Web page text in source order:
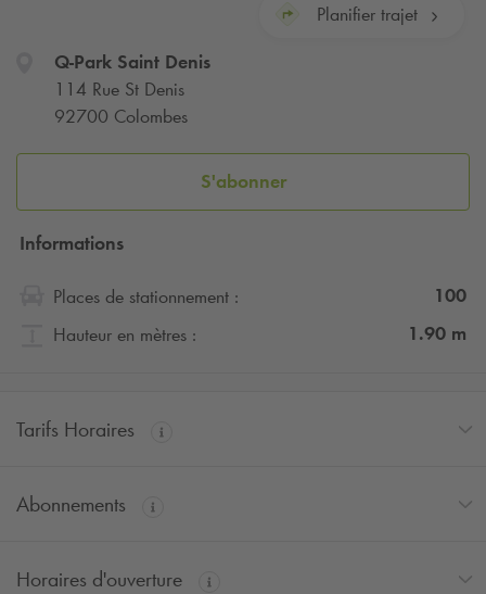
Planifier trajet
Q-ParkSaint Denis
114 Rue St Denis
92700 Colombes
S'abonner
Informations
Places de stationnement :
100
Hauteur en mètres :
1.90 m
Tarifs Horaires
Abonnements
Horaires d'ouverture